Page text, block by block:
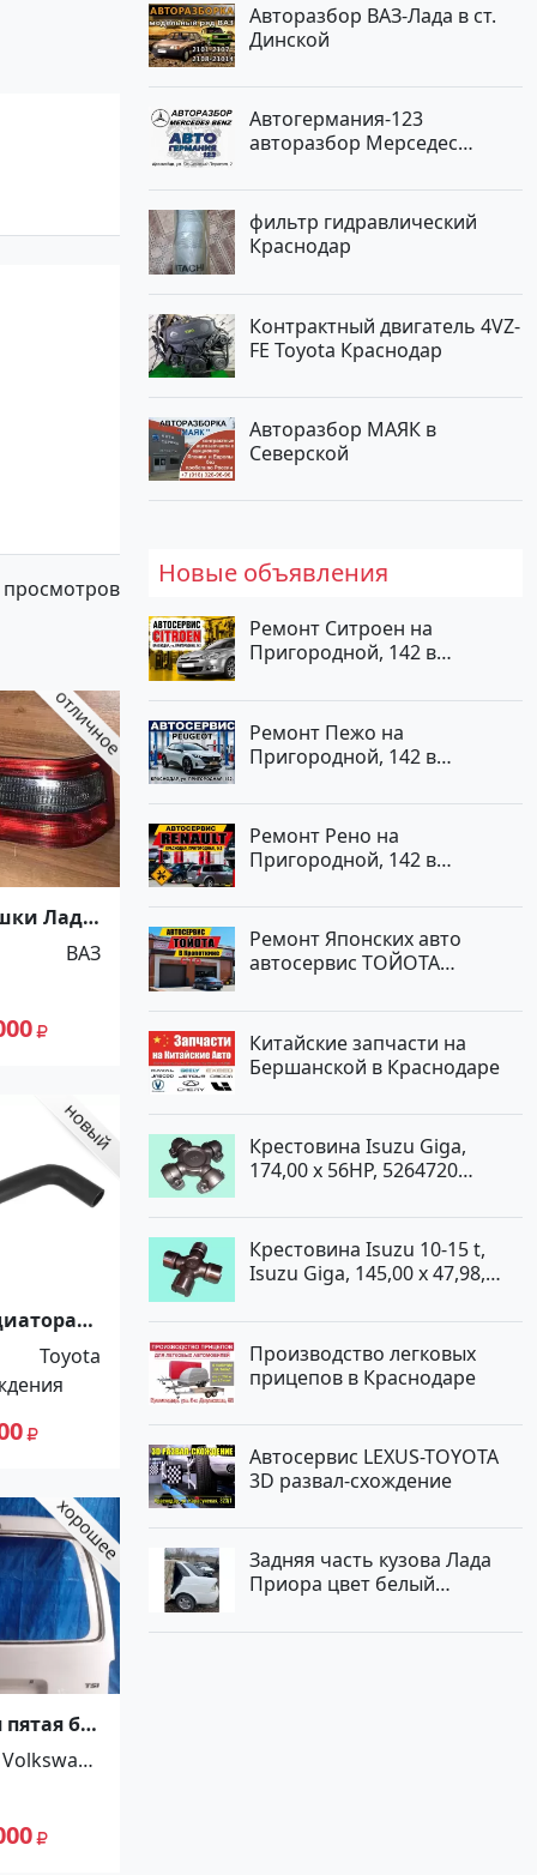
просмотров
Лада
ВАЗ
LEVIN
1991-
Toyota
б.у
Volkswage
Авторазбор ВАЗ-Лада в ст.
Динской
Автогермания-123
авторазбор Мерседес
фильтр гидравлический
Краснодар
Контрактный двигатель 4VZ-
FE Toyota Краснодар
Авторазбор МАЯК в
Северской
Новые объявления
Ремонт Ситроен на
Пригородной, 142 в
Ремонт Пежо на
Пригородной, 142 в
Ремонт Рено на
Пригородной, 142 в
Ремонт Японских авто
автосервис ТОЙОТА
Китайские запчасти на
Бершанской в Краснодаре
Крестовина Isuzu Giga,
174,00 x 56HP, 5264720
Крестовина Isuzu 10-15 t,
Isuzu Giga, 145,00 x 47,98,
Производство легковых
прицепов в Краснодаре
Автосервис LEXUS-TOYOTA
3D развал-схождение
Задняя часть кузова Лада
Приора цвет белый